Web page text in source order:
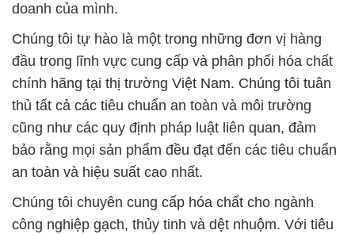
doanh của mình.
Chúng tôi tự hào là một trong những đơn vị hàng
đầu trong lĩnh vực cung cấp và phân phối hóa chất
chính hãng tại thị trường Việt Nam. Chúng tôi tuân
thủ tất cả các tiêu chuẩn an toàn và môi trường
cũng như các quy định pháp luật liên quan, đảm
bảo rằng mọi sản phẩm đều đạt đến các tiêu chuẩn
an toàn và hiệu suất cao nhất.
Chúng tôi chuyên cung cấp hóa chất cho ngành
công nghiệp gạch, thủy tinh và dệt nhuộm. Với tiêu